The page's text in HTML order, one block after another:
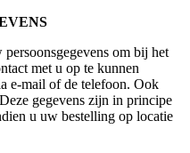
om bij het
met u op te kunnen
e-mail of de telefoon. Ook
gegevens zijn in principe
u uw bestelling op locatie